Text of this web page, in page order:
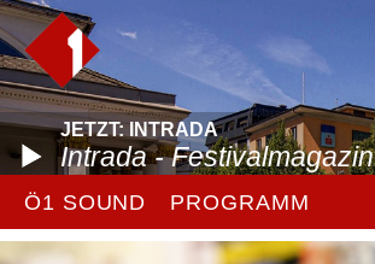
JETZT: INTRADA
Intrada - Festivalmagazin
Ö1 SOUND PROGRAMM